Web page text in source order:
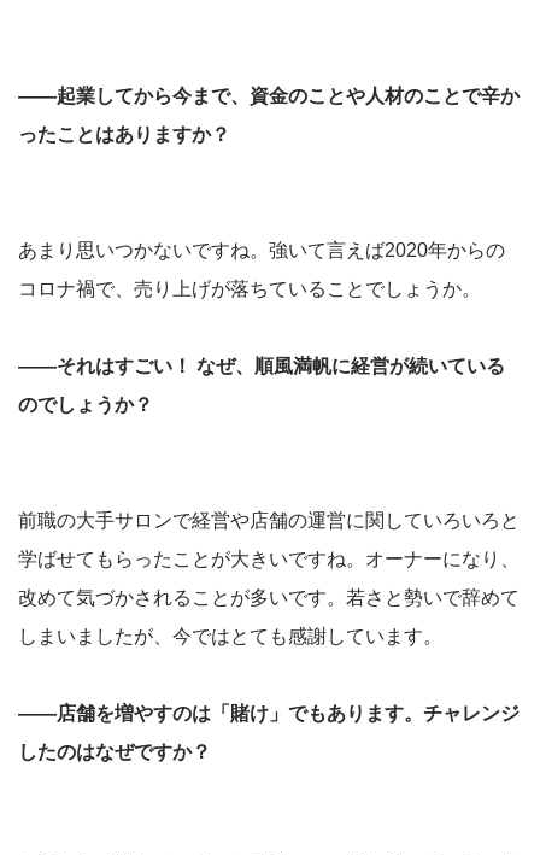
――起業してから今まで、資金のことや人材のことで辛か
ったことはありますか？
あまり思いつかないですね。強いて言えば2020年からの
コロナ禍で、売り上げが落ちていることでしょうか。
――それはすごい！ なぜ、順風満帆に経営が続いている
のでしょうか？
前職の大手サロンで経営や店舗の運営に関していろいろと
学ばせてもらったことが大きいですね。オーナーになり、
改めて気づかされることが多いです。若さと勢いで辞めて
しまいましたが、今ではとても感謝しています。
――店舗を増やすのは「賭け」でもあります。チャレンジ
したのはなぜですか？